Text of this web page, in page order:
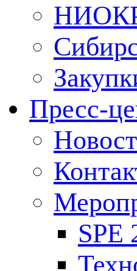
Пресс-
SPE